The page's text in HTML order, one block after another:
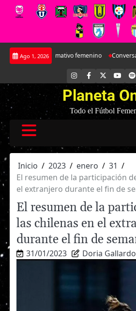
Saltar
Ago 1, 2026
femenino Conversamos en exclusiva
INSTAGRAM
FACEBOOK
Planeta
Todo el Fútbol
Inicio 2023 enero
31
El resumen de la participación
el extranjero durante el fin de
El resumen de la
las chilenas en el
durante el fin de
31/01/2023 Doria Gallardo